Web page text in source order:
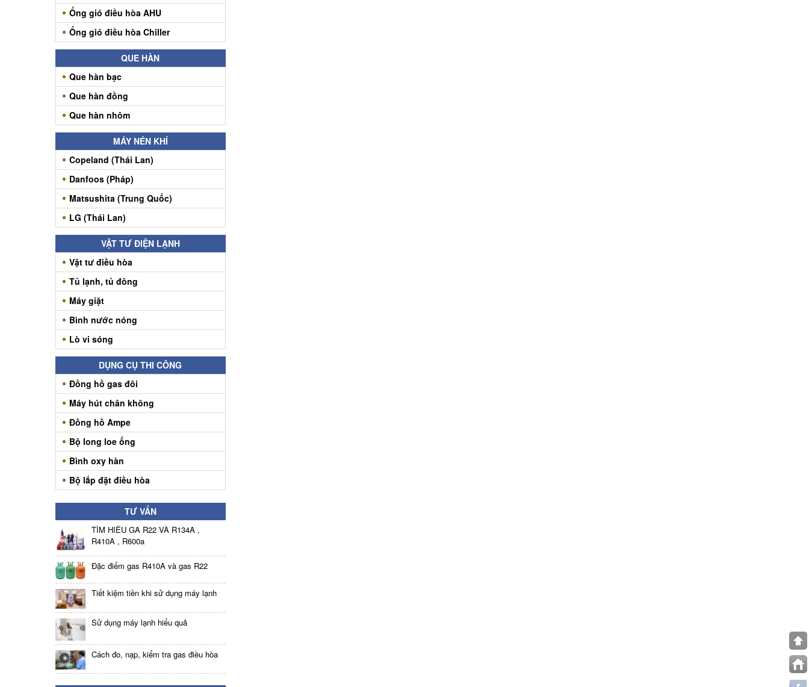
Ống gió điều hòa AHU
Ống gió điều hòa Chiller
QUE HÀN
Que hàn bạc
Que hàn đồng
Que hàn nhôm
MÁY NÉN KHÍ
Copeland (Thái Lan)
Danfoos (Pháp)
Matsushita (Trung Quốc)
LG (Thái Lan)
VẬT TƯ ĐIỆN LẠNH
Vật tư điều hòa
Tủ lạnh, tủ đông
Máy giặt
Bình nước nóng
Lò vi sóng
DỤNG CỤ THI CÔNG
Đồng hồ gas đôi
Máy hút chân không
Đồng hồ Ampe
Bộ long loe ống
Bình oxy hàn
Bộ lắp đặt điều hòa
TƯ VẤN
TÌM HIỂU GA R22 VÀ R134A ,
R410A , R600a
Đặc điểm gas R410A và gas R22
Tiết kiệm tiền khi sử dụng máy lạnh
Sử dụng máy lạnh hiểu quả
Cách đo, nạp, kiểm tra gas điều hòa